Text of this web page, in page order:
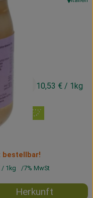
/ 550g 10,53 € / 1kg
,
/ 1kg 7% MwSt
Herkunft